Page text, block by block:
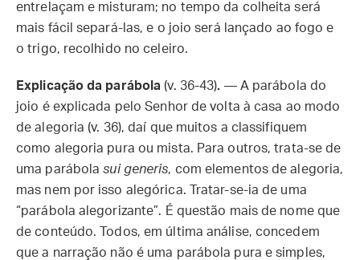
entrelaçam e misturam; no tempo da colheita será
mais fácil separá-las, e o joio será lançado ao fogo e
o trigo, recolhido no celeiro.
Explicação da parábola (v. 36-43). — A parábola do
joio é explicada pelo Senhor de volta à casa ao modo
de alegoria (v. 36), daí que muitos a classifiquem
como alegoria pura ou mista. Para outros, trata-se de
uma parábolasui generis, com elementos de alegoria,
mas nem por isso alegórica. Tratar-se-ia de uma
“parábola alegorizante”. É questão mais de nome que
de conteúdo. Todos, em última análise, concedem
que a narração não é uma parábola pura e simples,